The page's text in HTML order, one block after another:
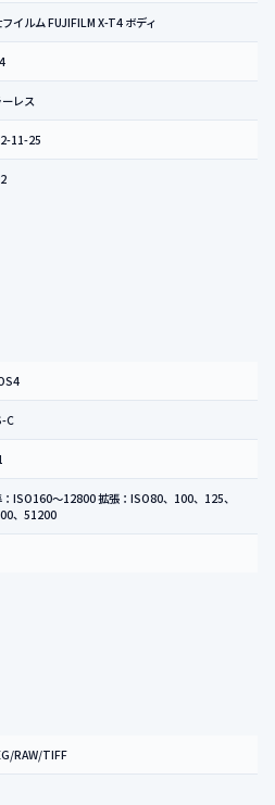
フイルム FUJIFILM X-T4 ボディ
レス
11-25
C
ISO160～12800 拡張：ISO80、100、125、
、51200
RAW/TIFF